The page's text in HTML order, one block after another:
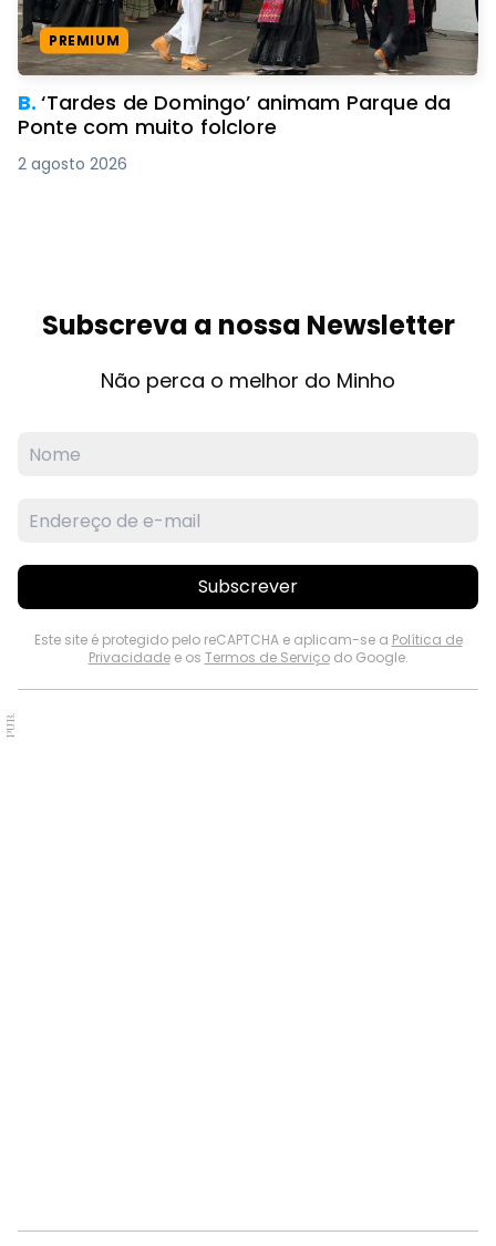
PREMIUM
B.‘Tardes de Domingo’ animam Parque da
Ponte com muito folclore
2 agosto 2026
Subscreva a nossa Newsletter
Não perca o melhor do Minho
Subscrever
Este site é protegido pelo reCAPTCHA e aplicam-se a Política de
Privacidadee os Termos de Serviçodo Google.
PUB.